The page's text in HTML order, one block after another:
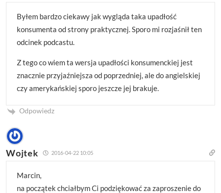
Byłem bardzo ciekawy jak wygląda taka upadłość
konsumenta od strony praktycznej. Sporo mi rozjaśnił ten
odcinek podcastu.
Z tego co wiem ta wersja upadłości konsumenckiej jest
znacznie przyjaźniejsza od poprzedniej, ale do angielskiej
czy amerykańskiej sporo jeszcze jej brakuje.
Odpowiedz
Wojtek 2016-04-22 10:05
Marcin,
na początek chciałbym Ci podziękować za zaproszenie do